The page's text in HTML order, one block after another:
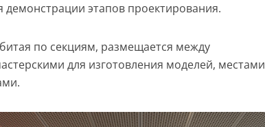
демонстрации этапов проектирования.
по секциям, размещается между
для изготовления моделей, местами